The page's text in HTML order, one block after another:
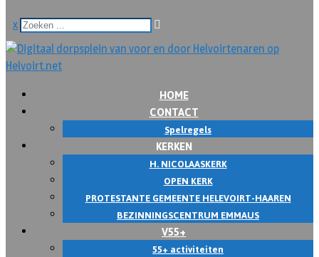
x
HOME
CONTACT
Spelregels
KERKEN
H. NICOLAASKERK
OPEN KERK
PROTESTANTE GEMEENTE HELEVOIRT-HAAREN
BEZINNINGSCENTRUM EMMAUS
V55+
55+ activiteiten